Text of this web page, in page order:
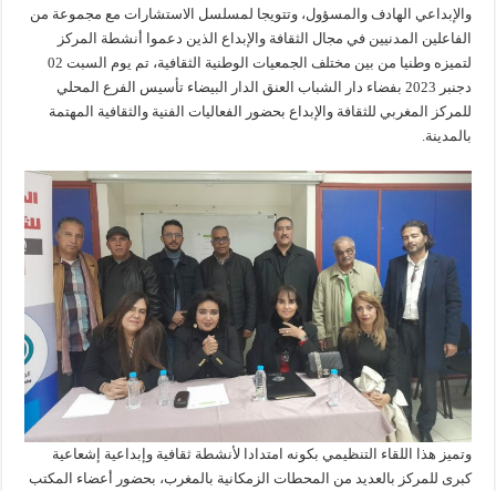
والإبداعي الهادف والمسؤول، وتتويجا لمسلسل الاستشارات مع مجموعة من
الفاعلين المدنيين في مجال الثقافة والإبداع الذين دعموا أنشطة المركز
لتميزه وطنيا من بين مختلف الجمعيات الوطنية الثقافية، تم يوم السبت 02
دجنبر 2023 بفضاء دار الشباب العنق الدار البيضاء تأسيس الفرع المحلي
للمركز المغربي للثقافة والإبداع بحضور الفعاليات الفنية والثقافية المهتمة
بالمدينة.
وتميز هذا اللقاء التنظيمي بكونه امتدادا لأنشطة ثقافية وإبداعية إشعاعية
كبرى للمركز بالعديد من المحطات الزمكانية بالمغرب، بحضور أعضاء المكتب